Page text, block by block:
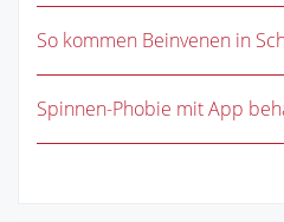
So kommen Beinvenen in
Spinnen-Phobie mit App